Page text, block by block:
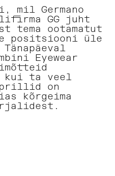
mil Germano
GG juht
tema ootamatut
positsiooni üle
Eyewear
kui ta veel
prillid on
kõrgeima